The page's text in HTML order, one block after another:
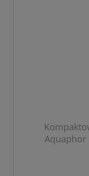
Aquaphor